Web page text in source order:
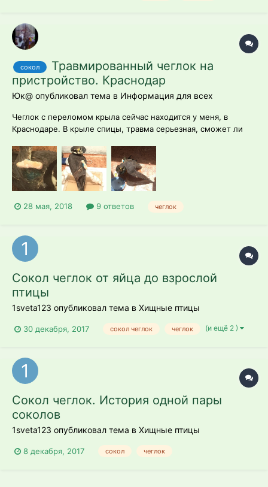
сокол
Травмированный чеглок на
пристройство. Краснодар
Юк@ опубликовал тема в Информация для всех
Чеглок с переломом крыла сейчас находится у меня, в
Краснодаре. В крыле спицы, травма серьезная, сможет ли
птицы мне неизвестен, предполагаю, что годовалая птица
или около того. Лечение продлится до середины июня, когда
будут снимат...
28 мая, 2018 9 ответов чеглок
Сокол чеглок от яйца до взрослой
птицы
1sveta123 опубликовал тема в Хищные птицы
30 декабря, 2017 сокол чеглок чеглок (и ещё 2 )
Сокол чеглок. История одной пары
соколов
1sveta123 опубликовал тема в Хищные птицы
8 декабря, 2017 сокол чеглок